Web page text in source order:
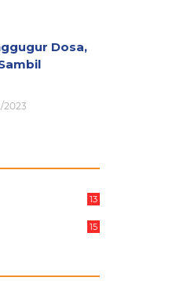
Dosa,
2023
13
15